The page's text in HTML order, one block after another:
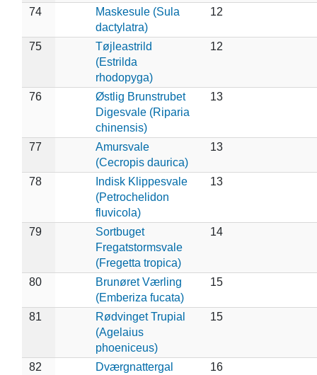
74
Maskesule (Sula
dactylatra)
12
75
Tøjleastrild
(Estrilda
rhodopyga)
12
76
Østlig Brunstrubet
Digesvale (Riparia
chinensis)
13
77
Amursvale
(Cecropis daurica)
13
78
Indisk Klippesvale
(Petrochelidon
fluvicola)
13
79
Sortbuget
Fregatstormsvale
(Fregetta tropica)
14
80
Brunøret Værling
(Emberiza fucata)
15
81
Rødvinget Trupial
(Agelaius
phoeniceus)
15
82
Dværgnattergal
16